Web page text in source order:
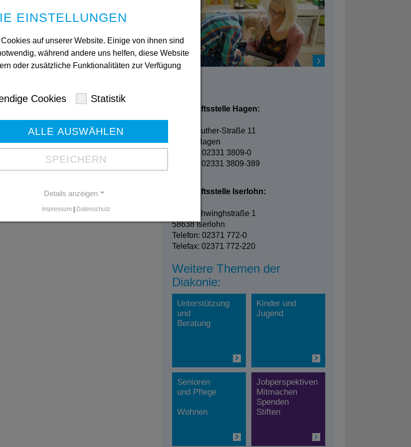
Uhr;
Uhr;
Uhr;
Geschäftsstelle Hagen:
Martin-Luther-Straße 11
58095 Hagen
Telefon: 02331 3809-0
Telefax: 02331 3809-389
Geschäftsstelle Iserlohn:
Bodelschwinghstraße 1
58638 Iserlohn
Telefon: 02371 772-0
Telefax: 02371 772-220
Weitere Themen der
Diakonie:
Unterstützung
und
Beratung
Kinder und
Jugend
Senioren
und Pflege
Wohnen
Jobperspektiven
Mitmachen
Spenden
Stiften
EINSTELLUNGEN
auf unserer Website. Einige von ihnen sind
während andere uns helfen, diese Website
oder zusätzliche Funktionalitäten zur Verfügung
Cookies Statistik
ALLE AUSWÄHLEN
SPEICHERN
Details anzeigen
Impressum Datenschutz